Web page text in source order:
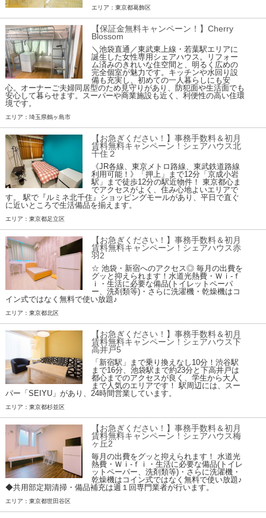
エリア：東京都葛飾区
【保証金無料キャンペーン！】Cherry
Blossom
＼池袋直通／東武東上線・若葉駅エリアに
誕生した女性専用シェアハウス。リフォー
ム済みのきれいな住空間と、明るく広めの
完全個室が魅力です。キッチンや水回り設
備も充実し、初めての一人暮らしにも安
心。オーナーご夫婦同居型のため見守りがあり、防犯面や生活面でも
安心して暮らせます。スーパーや商業施設も近く、利便性の高い住環
境です。
エリア：埼玉県鶴ヶ島市
【お急ぎください！】事務手数料＆初月
賃料無料キャンペーン！シェアハウス北
千住２
《JR各線、東京メトロ路線、東武鉄道路線
利用可能！》「押上」まで12分「京成小岩
駅」まで徒歩12分の駅近物件！ 東京都心ま
でアクセスがよく、住み心地よいエリアで
す。 駅で『ルミネ北千住』ショッピングモールがあり、平日で直ぐ
に近いところで生活備品を揃えます。
エリア：東京都足立区
【お急ぎください！】事務手数料＆初月
賃料無料キャンペーン！シェアハウス赤
羽2
☆ 池袋・新宿へのアクセス◎ 毎月の出費を
グッと抑えられます！水道光熱費・Ｗｉ-ｆ
ｉ・生活に必要な備品(トイレットペーパ
ー、洗剤類等)・さらに洗濯機・乾燥機はコ
イン式ではなく無料で使い放題♪
エリア：東京都北区
【お急ぎください！】事務手数料＆初月
賃料無料キャンペーン！シェアハウス下
高井戸5
「新宿駅」まで乗り換えなし10分！渋谷駅
まで16分、池袋駅まで約23分と下高井戸は
都心までのアクセスが良く、学生から大人
まで人気のエリアです！ 駅周辺には、スー
パー「SEIYU」があり、24時間営業しています。
エリア：東京都杉並区
【お急ぎください！】事務手数料＆初月
賃料無料キャンペーン！シェアハウス梅
ヶ丘2
毎月の出費をグッと抑えられます！ 水道光
熱費・Ｗｉ-ｆｉ・生活に必要な備品(トイレ
ットペーパー、洗剤類等)・さらに洗濯機・
乾燥機はコイン式ではなく無料で使い放題♪
◆共用部定期清掃・備品補充は週１回専門業者が行います。
エリア：東京都世田谷区